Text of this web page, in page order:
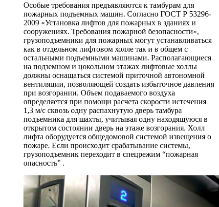
Особые требования предъявляются к тамбурам для
пожарных подъемных машин. Согласно ГОСТ Р 53296-
2009 «Установка лифтов для пожарных в зданиях и
сооружениях. Требования пожарной безопасности»,
грузоподъемники для пожарных могут устанавливаться
как в отдельном лифтовом холле так и в общем с
остальными подъемными машинами. Располагающиеся
на подземном и цокольном этажах лифтовые холлы
должны оснащаться системой приточной автономной
вентиляции, позволяющей создать избыточное давления
при возгорании. Объем подаваемого воздуха
определяется при помощи расчета скорости истечения
1,3 м/c сквозь одну распахнутую дверь тамбура
подъемника для шахты, учитывая одну находящуюся в
открытом состоянии дверь на этаже возгорания. Холл
лифта оборудуется общедомовой системой извещения о
пожаре. Если происходит срабатывание системы,
грузоподъемник переходит в спецрежим “пожарная
опасность” .